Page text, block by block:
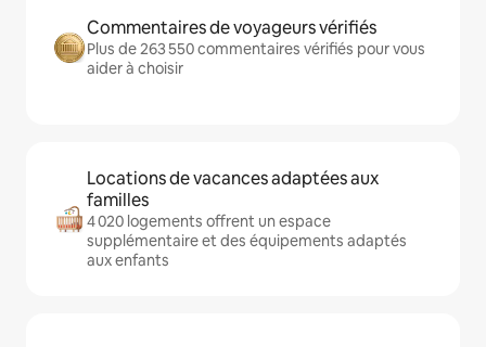
Commentaires de voyageurs vérifiés
Plus de 263 550 commentaires vérifiés pour vous
aider à choisir
Locations de vacances adaptées aux
familles
4 020 logements offrent un espace
supplémentaire et des équipements adaptés
aux enfants